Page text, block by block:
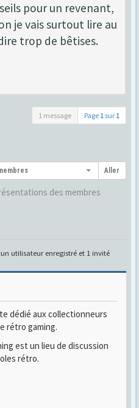
pour un revenant,
je vais surtout lire au
trop de bêtises.
1 message Page 1 sur 1
Aller
des membres
utilisateur enregistré et 1 invité
dédié aux collectionneurs
rétro gaming.
est un lieu de discussion
rétro.